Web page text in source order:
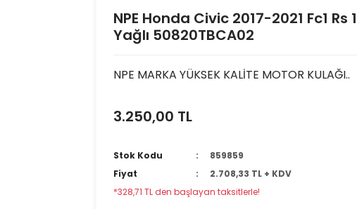
NPE Honda Civic 2017-2021 Fc1
Yağlı 50820TBCA02
NPE MARKA YÜKSEK KALİTE MOTOR KULAĞI..
3.250,00 TL
Stok Kodu
859859
Fiyat
2.708,33 TL + KDV
*328,71 TL den başlayan taksitlerle!